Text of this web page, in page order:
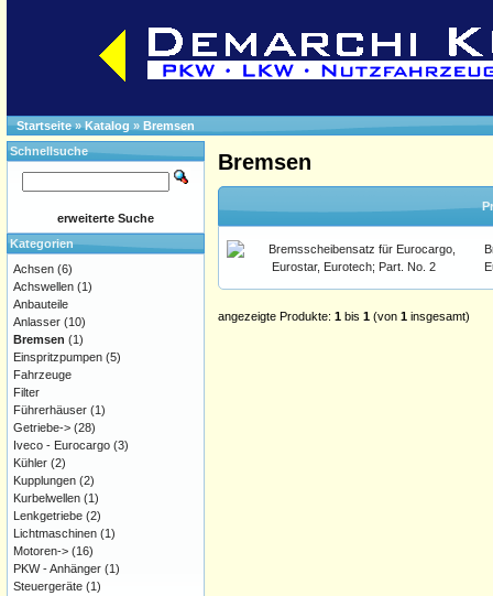
Startseite»Katalog » Bremsen
Bremsen
angezeigte Produkte: 1 bis 1 (von 1 insgesamt)
Schnellsuche
erweiterte Suche
Kategorien
Achsen (6)
Achswellen (1)
Anbauteile
Anlasser (10)
Bremsen (1)
Einspritzpumpen (5)
Fahrzeuge
Filter
Führerhäuser (1)
Getriebe-> (28)
Iveco - Eurocargo (3)
Kühler (2)
Kupplungen (2)
Kurbelwellen (1)
Lenkgetriebe (2)
Lichtmaschinen (1)
Motoren-> (16)
PKW - Anhänger (1)
Steuergeräte (1)